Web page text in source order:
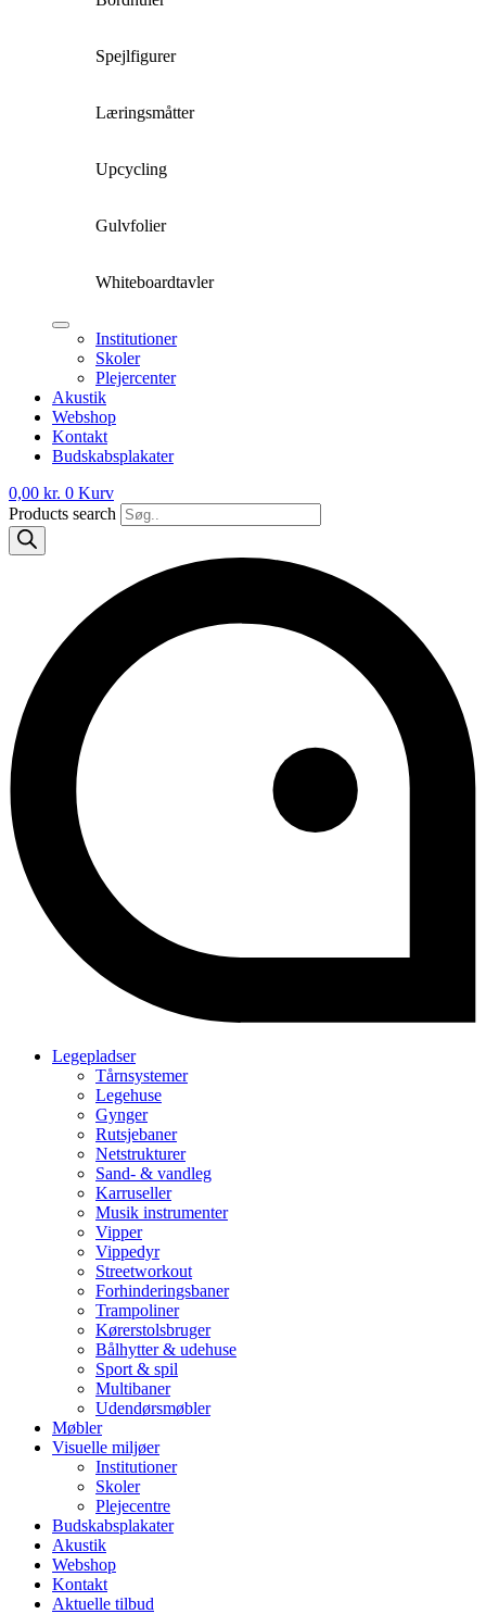
Spejlfigurer
Læringsmåtter
Upcycling
Gulvfolier
Whiteboardtavler
Institutioner
Skoler
Plejercenter
Akustik
Webshop
Kontakt
Budskabsplakater
0,00 kr. 0 Kurv
Products search
Legepladser
Tårnsystemer
Legehuse
Gynger
Rutsjebaner
Netstrukturer
Sand- & vandleg
Karruseller
Musik instrumenter
Vipper
Vippedyr
Streetworkout
Forhinderingsbaner
Trampoliner
Kørerstolsbruger
Bålhytter & udehuse
Sport & spil
Multibaner
Udendørsmøbler
Møbler
Visuelle miljøer
Institutioner
Skoler
Plejecentre
Budskabsplakater
Akustik
Webshop
Kontakt
Aktuelle tilbud